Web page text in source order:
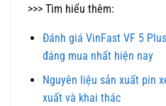
>>> Tìm hiểu thêm:
Đánh giá VinFast VF 5
đáng mua nhất hiện nay
Nguyên liệu sản xuất pin
xuất và khai thác